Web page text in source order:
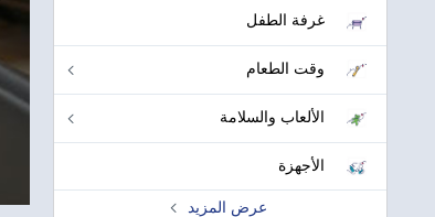
غرفة الطفل
وقت الطعام
الألعاب والسلامة
الأجهزة
عرض المزيد